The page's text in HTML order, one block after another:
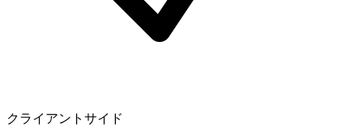
クライアントサイド